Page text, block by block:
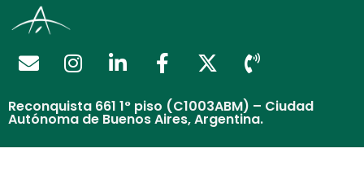
Reconquista 661 1° piso (C1003ABM) – Ciudad
Autónoma de Buenos Aires, Argentina.